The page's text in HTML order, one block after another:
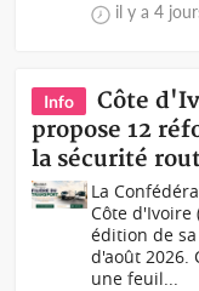
il y a 4
Info
Côte
propose 12
la sécurité
La
Côte d'Ivoire
édition de
d'août 2026.
une feuil...